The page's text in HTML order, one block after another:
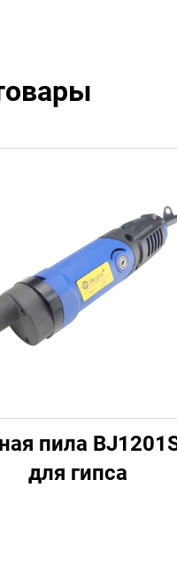
пила
для гипса